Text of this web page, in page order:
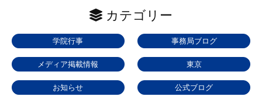
カテゴリー
学院行事 事務局ブログ
メディア掲載情報 東京
お知らせ 公式ブログ